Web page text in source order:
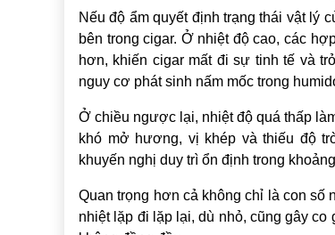
Nếu độ ẩm quyết định trạng thái vật lý
bên trong cigar. Ở nhiệt độ cao, các
hơn, khiến cigar mất đi sự tinh tế và
nguy cơ phát sinh nấm mốc trong
Ở chiều ngược lại, nhiệt độ quá thấp
khó mở hương, vị khép và thiếu độ
khuyến nghị duy trì ổn định trong khoảng
Quan trọng hơn cả không chỉ là con số
nhiệt lặp đi lặp lại, dù nhỏ, cũng gây